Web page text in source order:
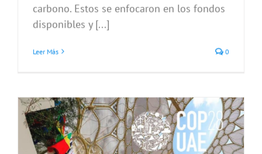
carbono. Estos se enfocaron en los fondos
disponibles y [...]
Leer Más 0